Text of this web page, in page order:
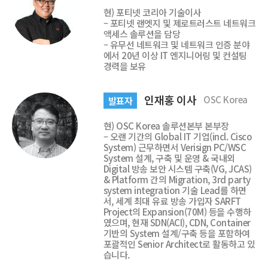
현) 포티넷 코리아 기술이사
– 포티넷 랜엣지 및 제로트러스트 네트워크
액세스 솔루션을 담당
– 유무선 네트워크 및 네트워크 인증 분야
에서 20년 이상 IT 엔지니어링 및 컨설팅
경력을 보유
발표자 인재홍 이사 OSC Korea
현) OSC Korea 솔루션본부 본부장
– 오랜 기간의 Global IT 기업(incl. Cisco
System) 근무하면서 Verisign PC/WSC
System 설계, 구축 및 운영 & 국내외
Digital 방송 보안 시스템 구축(VG, JCAS)
& Platform 간의 Migration, 3rd party
system integration 기술 Lead를 하면
서, 세계 최대 유료 방송 가입자 SARFT
Project의 Expansion(70M) 등을 수행하
였으며, 현재 SDN(ACI), CDN, Container
기반의 System 설계/구축 등을 포함하여
포괄적인 Senior Architect로 활동하고 있
습니다.